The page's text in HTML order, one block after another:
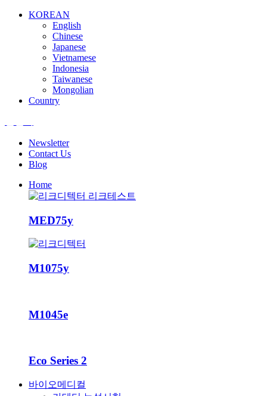
KOREAN
English
Chinese
Japanese
Vietnamese
Indonesia
Taiwanese
Mongolian
Country
Newsletter
Contact Us
Blog
Home
MED75y
M1075y
M1045e
Eco Series 2
바이오메디컬